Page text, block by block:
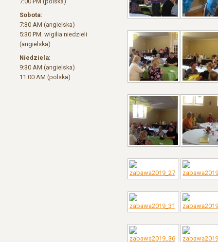
Sobota:
7:30 AM (angielska)
5:30 PM wigilia niedzieli
(angielska)
Niedziela:
9:30 AM (angielska)
11:00 AM (polska)